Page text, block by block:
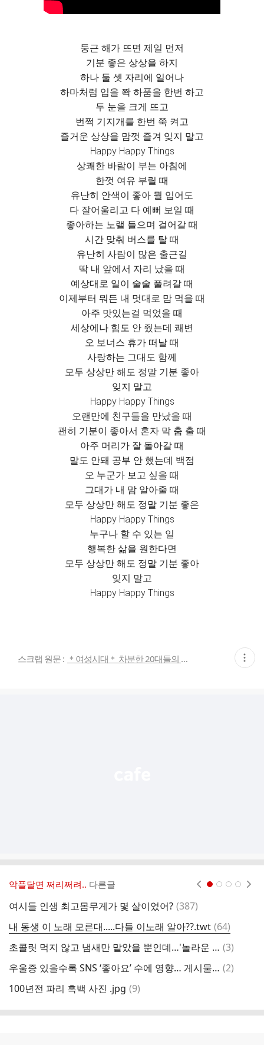
둥근 해가 뜨면 제일 먼저
기분 좋은 상상을 하지
하나 둘 셋 자리에 일어나
하마처럼 입을 쫙 하품을 한번 하고
두 눈을 크게 뜨고
번쩍 기지개를 한번 쭉 켜고
즐거운 상상을 맘껏 즐겨 잊지 말고
Happy Happy Things
상쾌한 바람이 부는 아침에
한껏 여유 부릴 때
유난히 안색이 좋아 뭘 입어도
다 잘어울리고 다 예뻐 보일 때
좋아하는 노랠 들으며 걸어갈 때
시간 맞춰 버스를 탈 때
유난히 사람이 많은 출근길
딱 내 앞에서 자리 났을 때
예상대로 일이 술술 풀려갈 때
이제부터 뭐든 내 멋대로 맘 먹을 때
아주 맛있는걸 먹었을 때
세상에나 힘도 안 줬는데 쾌변
오 보너스 휴가 떠날 때
사랑하는 그대도 함께
모두 상상만 해도 정말 기분 좋아
잊지 말고
Happy Happy Things
오랜만에 친구들을 만났을 때
괜히 기분이 좋아서 혼자 막 춤 출 때
아주 머리가 잘 돌아갈 때
말도 안돼 공부 안 했는데 백점
오 누군가 보고 싶을 때
그대가 내 맘 알아줄 때
모두 상상만 해도 정말 기분 좋은
Happy Happy Things
누구나 할 수 있는 일
행복한 삶을 원한다면
모두 상상만 해도 정말 기분 좋아
잊지 말고
Happy Happy Things
스크랩 원문 : ＊여성시대＊ 차분한 20대들의 알흠다운 공간 현
재
악플달면 쩌리쩌려.. 다른글
여시들 인생 최고몸무게가 몇 살이었어? 댓
(387)
내 동생 이 노래 모른대.....다들 이노래 알아??.twt 댓
글
(64)
초콜릿 먹지 않고 냄새만 맡았을 뿐인데…'놀라운 효과' 댓
(3)
우울증 있을수록 SNS ‘좋아요’ 수에 영향… 게시물 올리는 횟수 증가 댓
(2)
100년전 파리 흑백 사진 .jpg 댓
(9)